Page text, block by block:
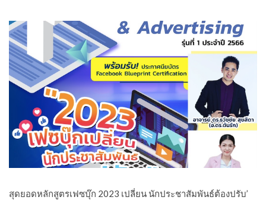
สุดยอดหลักสูตรเฟซบุ๊ก 2023 เปลี่ยน นักประชาสัมพันธ์ต้องปรับ’